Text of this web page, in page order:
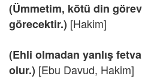
(Ümmetim, kötü din
görecektir.) [Hakim]
(Ehli olmadan yanlış
olur.) [Ebu Davud, Hakim]